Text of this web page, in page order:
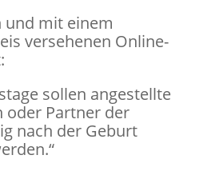
und mit einem
versehenen Online-
sollen angestellte
oder Partner der
nach der Geburt